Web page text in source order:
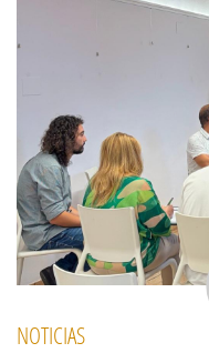
NOTICIAS